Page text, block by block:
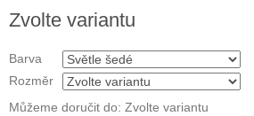
cena:
Zvolte variantu
Barva
Rozměr
Můžeme doručit do: Zvolte variantu